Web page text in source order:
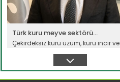
Türk kuru meyve sektörü...
Çekirdeksiz kuru üzüm, kuru incir ve